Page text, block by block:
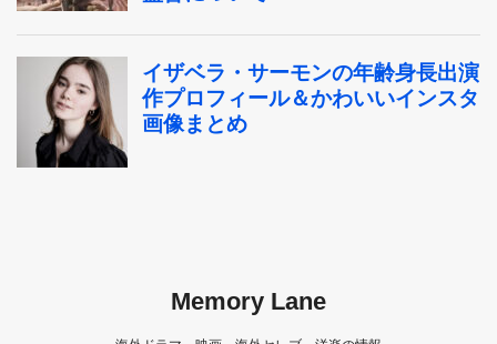
Memory Lane